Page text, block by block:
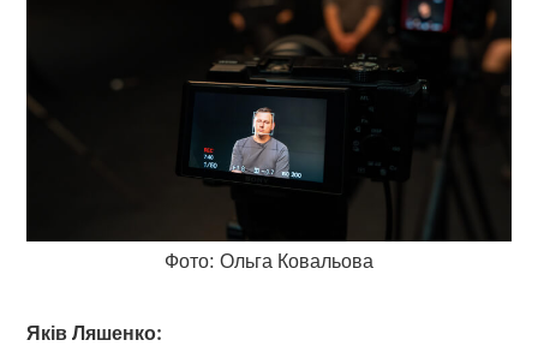
Фото: Ольга Ковальова
Яків Ляшенко: